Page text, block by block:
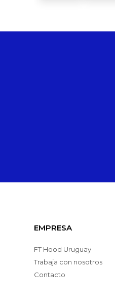
EMPRESA
FT Hood Uruguay
Trabaja con nosotros
Contacto